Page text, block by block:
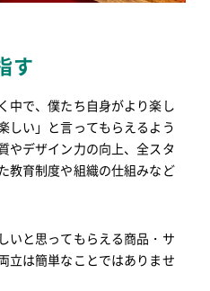
す
中で、僕たち自身がより楽し
しい」と言ってもらえるよう
やデザイン力の向上、全スタ
教育制度や組織の仕組みなど
いと思ってもらえる商品・サ
立は簡単なことではありませ